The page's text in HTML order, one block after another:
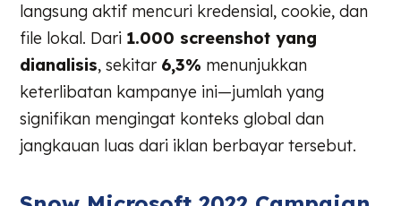
langsung aktif mencuri kredensial, cookie, dan
file lokal. Dari 1.000 screenshot yang
dianalisis, sekitar 6,3% menunjukkan
keterlibatan kampanye ini—jumlah yang
signifikan mengingat konteks global dan
jangkauan luas dari iklan berbayar tersebut.